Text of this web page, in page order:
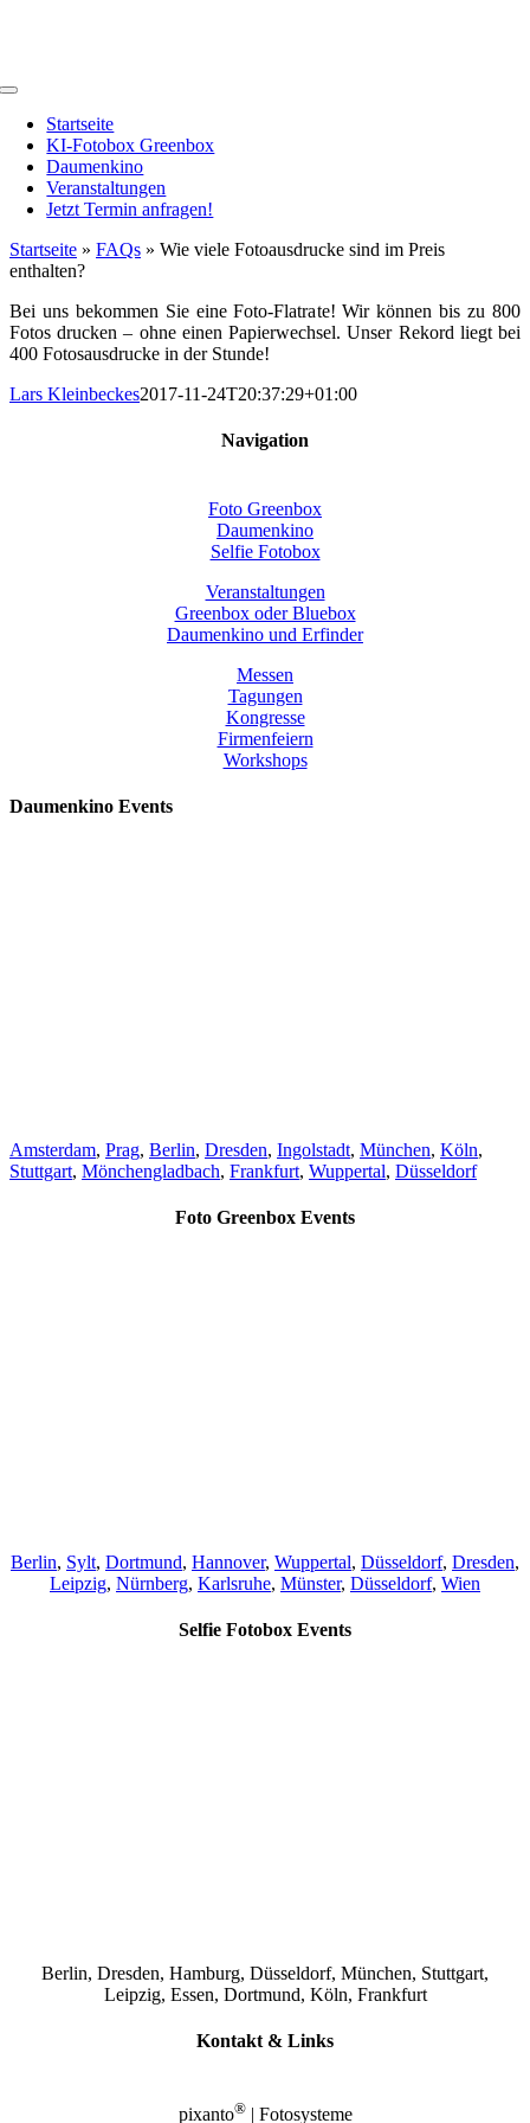
Toggle
NavigationStartseite
KI-Fotobox Greenbox
Daumenkino
Veranstaltungen
Jetzt Termin anfragen!
Startseite » FAQs » Wie viele Fotoausdrucke sind im Preis
enthalten?
Bei uns bekommen Sie eine Foto-Flatrate! Wir können bis zu 800
Fotos drucken – ohne einen Papierwechsel. Unser Rekord liegt bei
400 Fotosausdrucke in der Stunde!
Lars Kleinbeckes2017-11-24T20:37:29+01:00
Navigation
Foto Greenbox
Daumenkino
Selfie Fotobox
Veranstaltungen
Greenbox oder Bluebox
Daumenkino und Erfinder
Messen
Tagungen
Kongresse
Firmenfeiern
Workshops
Daumenkino Events
Amsterdam, Prag, Berlin, Dresden, Ingolstadt, München, Köln,
Stuttgart, Mönchengladbach, Frankfurt, Wuppertal, Düsseldorf
Foto Greenbox Events
Berlin, Sylt, Dortmund, Hannover, Wuppertal, Düsseldorf, Dresden,
Leipzig, Nürnberg, Karlsruhe, Münster, Düsseldorf, Wien
Selfie Fotobox Events
Berlin, Dresden, Hamburg, Düsseldorf, München, Stuttgart,
Leipzig, Essen, Dortmund, Köln, Frankfurt
Kontakt & Links
pixanto®| Fotosysteme